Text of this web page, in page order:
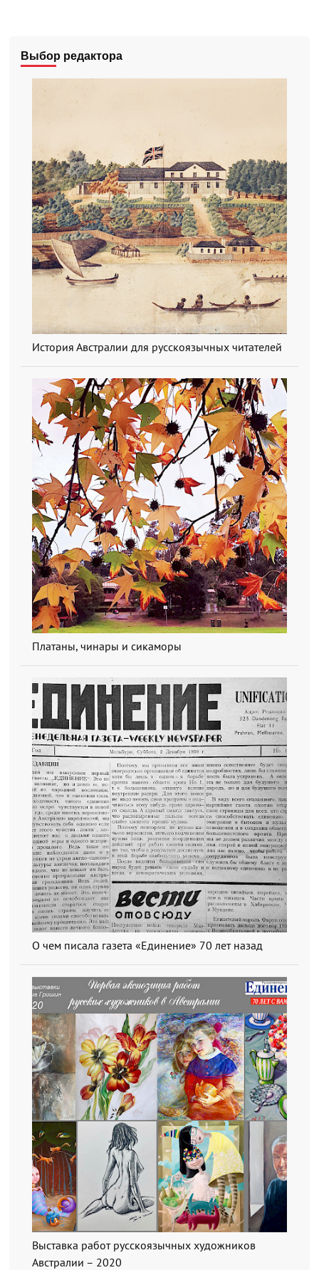
Выбор редактора
История Австралии для русскоязычных читателей
Платаны, чинары и сикаморы
О чем писала газета «Единение» 70 лет назад
Выставка работ русскоязычных художников
Австралии – 2020